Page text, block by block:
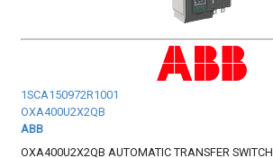
1SCA150972R1001
OXA400U2X2QB
ABB
OXA400U2X2QB AUTOMATIC TRANSFER SWITCH